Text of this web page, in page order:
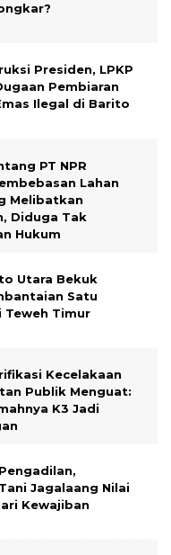
Presiden, LPKP
Pembiaran
Ilegal di Barito
PT NPR
Lahan
Melibatkan
Diduga Tak
Hukum
Utara Bekuk
Satu
Teweh Timur
Kecelakaan
Publik Menguat:
K3 Jadi
Jagalaang Nilai
Kewajiban